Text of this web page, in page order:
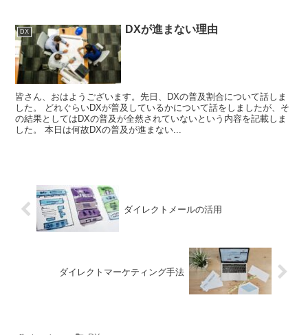
DX DXが進まない理由
皆さん、おはようございます。先日、DXの普及割合について話しま
した。 どれぐらいDXが普及しているかについて話をしましたが、そ
の結果としてはDXの普及が全然されていないという内容を記載しま
した。 本日は何故DXの普及が進まない...
ダイレクトメールの活用
ダイレクトマーケティング手法